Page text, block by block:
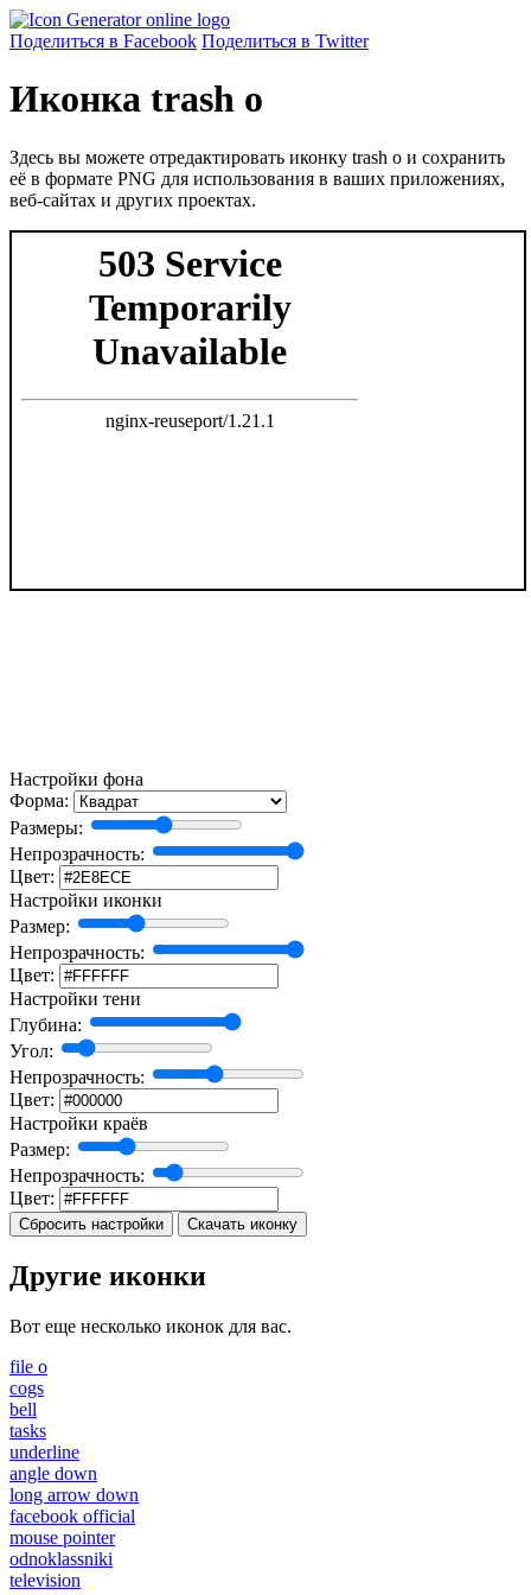
Поделиться в Facebook Поделиться в Twitter
Иконка trash o
Здесь вы можете отредактировать иконку trash o и сохранить
её в формате PNG для использования в ваших приложениях,
веб-сайтах и других проектах.
Настройки фона
Форма:
Размеры:
Непрозрачность:
Цвет:
Настройки иконки
Размер:
Непрозрачность:
Цвет:
Настройки тени
Глубина:
Угол:
Непрозрачность:
Цвет:
Настройки краёв
Размер:
Непрозрачность:
Цвет:
Сбросить настройки Скачать иконку
Другие иконки
Вот еще несколько иконок для вас.
file o
cogs
bell
tasks
underline
angle down
long arrow down
facebook official
mouse pointer
odnoklassniki
television